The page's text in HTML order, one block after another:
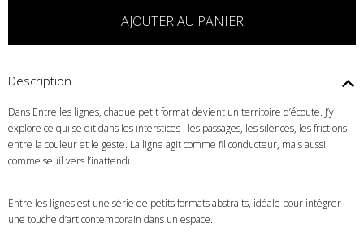
Description
Dans Entre les lignes, chaque petit format devient un territoire d’écoute. J’y
explore ce qui se dit dans les interstices : les passages, les silences, les frictions
entre la couleur et le geste. La ligne agit comme fil conducteur, mais aussi
comme seuil vers l’inattendu.
Entre les lignes est une série de petits formats abstraits, idéale pour intégrer
une touche d’art contemporain dans un espace.